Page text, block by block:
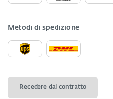
Metodi di spedizione
Recedere dal contratto